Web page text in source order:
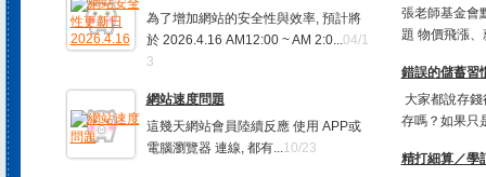
為了增加網站的安全性與效率, 預計將
於 2026.4.16 AM12:00 ~ AM 2:0...04/1
3
網站速度問題
這幾天網站會員陸續反應 使用 APP或
電腦瀏覽器 連線, 都有...10/23
張老師基金會
題 物價飛漲
錯誤的儲蓄習
大家都說存
存嗎？如果只
精打細算／學